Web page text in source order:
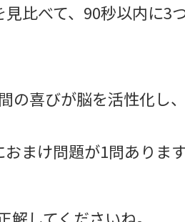
比べて、90秒以内に3
の喜びが脳を活性化し
まけ問題が1問あります